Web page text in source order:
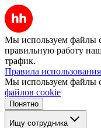
Мы используем файлы
правильную работу
трафик.
Правила
Мы используем файлы
файлов cookie
Понятно
Ищу сотрудника